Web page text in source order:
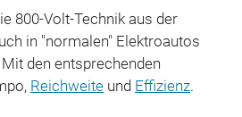
800-Volt-Technik aus der
in "normalen" Elektroautos
den entsprechenden
Reichweiteund Effizienz.